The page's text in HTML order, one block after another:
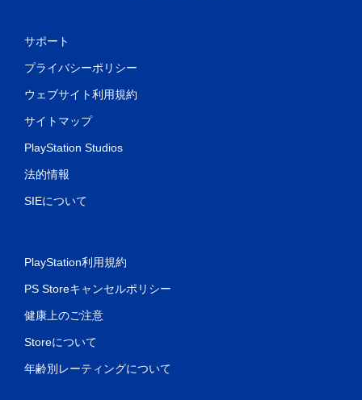
サポート
プライバシーポリシー
ウェブサイト利用規約
サイトマップ
PlayStation Studios
法的情報
SIEについて
PlayStation利用規約
PS Storeキャンセルポリシー
健康上のご注意
Storeについて
年齢別レーティングについて